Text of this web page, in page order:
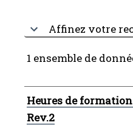
Affinez votre
1 ensemble de
Heures de
Rev.2